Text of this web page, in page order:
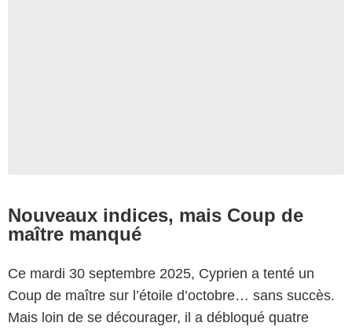
Nouveaux indices, mais Coup de
maître manqué
Ce mardi 30 septembre 2025, Cyprien a tenté un
Coup de maître sur l’étoile d’octobre… sans succès.
Mais loin de se décourager, il a débloqué quatre